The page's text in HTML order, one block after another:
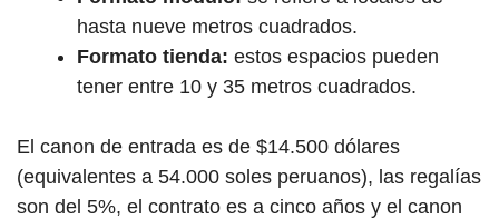
hasta nueve metros cuadrados.
Formato tienda: estos espacios pueden
tener entre 10 y 35 metros cuadrados.
El canon de entrada es de $14.500 dólares
(equivalentes a 54.000 soles peruanos), las regalías
son del 5%, el contrato es a cinco años y el canon